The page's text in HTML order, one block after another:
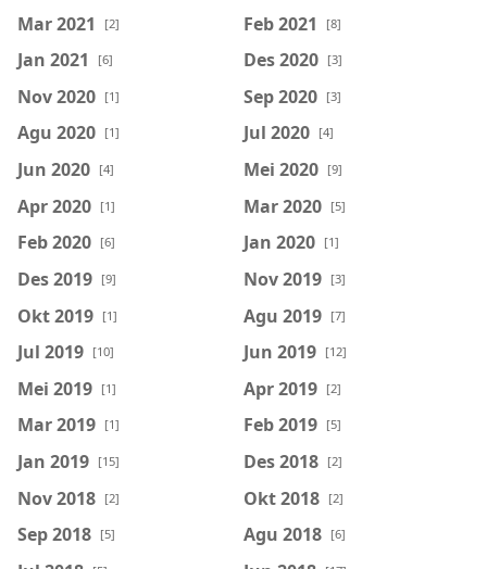
Mar 2021 [2] Feb 2021 [8]
Jan 2021 [6] Des 2020 [3]
Nov 2020 [1] Sep 2020 [3]
Agu 2020 [1] Jul 2020 [4]
Jun 2020 [4] Mei 2020 [9]
Apr 2020 [1] Mar 2020 [5]
Feb 2020 [6] Jan 2020 [1]
Des 2019 [9] Nov 2019 [3]
Okt 2019 [1] Agu 2019 [7]
Jul 2019 [10] Jun 2019 [12]
Mei 2019 [1] Apr 2019 [2]
Mar 2019 [1] Feb 2019 [5]
Jan 2019 [15] Des 2018 [2]
Nov 2018 [2] Okt 2018 [2]
Sep 2018 [5] Agu 2018 [6]